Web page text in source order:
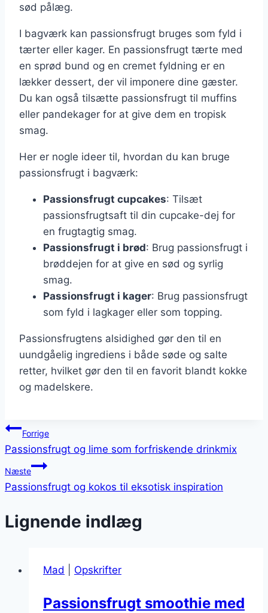
sød pålæg.
I bagværk kan passionsfrugt bruges som fyld i
tærter eller kager. En passionsfrugt tærte med
en sprød bund og en cremet fyldning er en
lækker dessert, der vil imponere dine gæster.
Du kan også tilsætte passionsfrugt til muffins
eller pandekager for at give dem en tropisk
smag.
Her er nogle ideer til, hvordan du kan bruge
passionsfrugt i bagværk:
Passionsfrugt cupcakes: Tilsæt
passionsfrugtsaft til din cupcake-dej for
en frugtagtig smag.
Passionsfrugt i brød: Brug passionsfrugt i
brøddejen for at give en sød og syrlig
smag.
Passionsfrugt i kager: Brug passionsfrugt
som fyld i lagkager eller som topping.
Passionsfrugtens alsidighed gør den til en
uundgåelig ingrediens i både søde og salte
retter, hvilket gør den til en favorit blandt kokke
og madelskere.
Indlægsnavigation
Forrige
Passionsfrugt og lime som forfriskende drinkmix
Næste
Passionsfrugt og kokos til eksotisk inspiration
Lignende indlæg
Mad Opskrifter
Passionsfrugt smoothie med